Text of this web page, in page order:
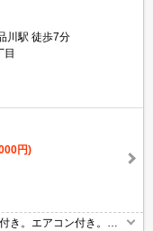
川駅 徒歩7分
目
円)
き。エアコン付き。保